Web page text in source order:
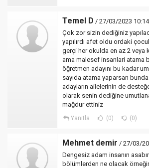
Temel D / 27/03/2023 10:14
Çok zor sizin dediğiniz
yapılırdı afet oldu ordaki
gerçi her okulda en az 2 veya
ama malesef insanlari atama
öğretmen adayını bu kadar
sayıda atama yaparsan bunda
adayların ailelerinin de
olarak senin dediğine
mağdur ettiniz
Yanıtla (0) (0)
Mehmet demir / 27/03/
Dengesiz adam insanın
bölümlerden ne olacak